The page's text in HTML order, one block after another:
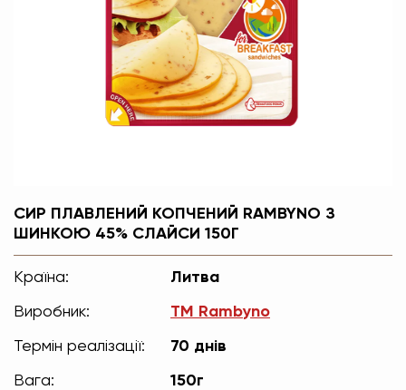
СИР ПЛАВЛЕНИЙ КОПЧЕНИЙ RAMBYNO З
ШИНКОЮ 45% СЛАЙСИ 150Г
Країна: Литва
Виробник: ТМ Rambyno
Термін реалізації: 70 днів
Вага: 150г